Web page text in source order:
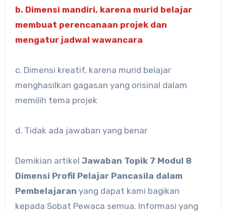
b. Dimensi mandiri, karena murid belajar
membuat perencanaan projek dan
mengatur jadwal wawancara
c. Dimensi kreatif, karena murid belajar
menghasilkan gagasan yang orisinal dalam
memilih tema projek
d. Tidak ada jawaban yang benar
Demikian artikel Jawaban Topik 7 Modul 8
Dimensi Profil Pelajar Pancasila dalam
Pembelajaran yang dapat kami bagikan
kepada Sobat Pewaca semua. Informasi yang